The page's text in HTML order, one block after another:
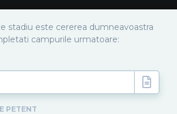
stadiu este cererea dumneavoastra
campurile urmatoare:
PETENT